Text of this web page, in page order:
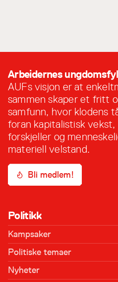
Arbeidernes
AUFs visjon er at
sammen skaper et fritt
samfunn, hvor klodens
foran kapitalistisk vekst,
forskjeller og
materiell velstand.
Bli medlem!
Politikk
Kampsaker
Politiske temaer
Nyheter